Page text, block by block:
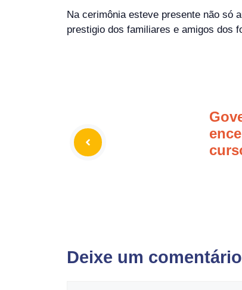
Na cerimônia esteve presente não só
prestigio dos familiares e amigos dos
Deixe um comentário